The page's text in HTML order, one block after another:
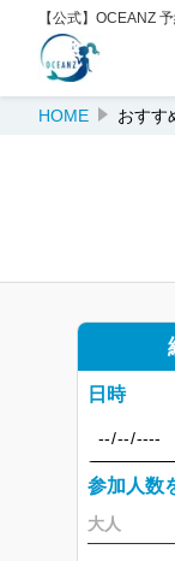
【公式】OCEANZ
HOME おすす
日時
参加人数
大人